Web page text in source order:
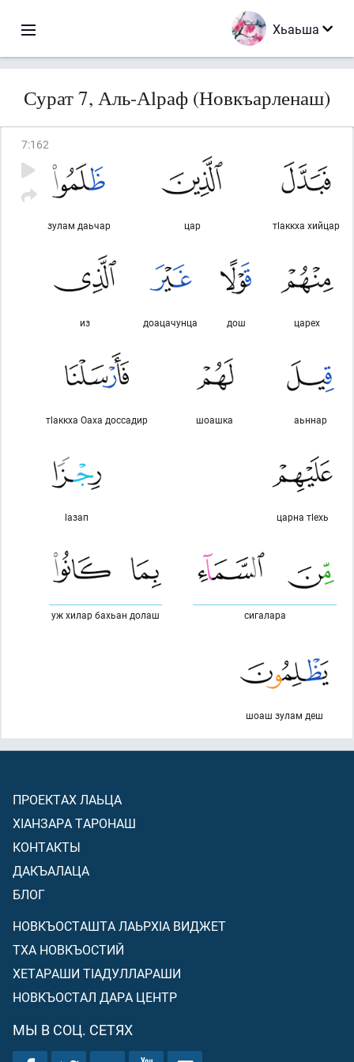
Хьаьша
Сурат 7, Аль-Аlраф (Новкъарленаш)
7:162
тlаккха хийцар
цар
зулам даьчар
царех
дош
доацачунца
из
аьннар
шоашка
тlаккха Оаха доссадир
царна тlехь
lазап
сигалара
уж хилар бахьан долаш
шоаш зулам деш
ПРОЕКТАХ ЛАЬЦА
ХIАНЗАРА ТАРОНАШ
КОНТАКТЫ
ДАКЪАЛАЦА
БЛОГ
НОВКЪОСТАШТА ЛАЬРХIА ВИДЖЕТ
ТХА НОВКЪОСТИЙ
ХЕТАРАШИ ТIАДУЛЛАРАШИ
НОВКЪОСТАЛ ДАРА ЦЕНТР
МЫ В СОЦ. СЕТЯХ